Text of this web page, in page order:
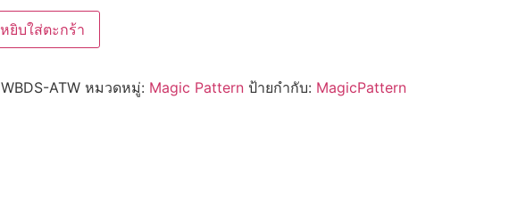
หยิบใส่ตะกร้า
WBDS-ATW หมวดหมู่: Magic Pattern ป้ายกำกับ: MagicPattern